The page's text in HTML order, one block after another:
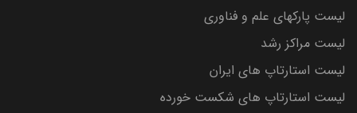
لیست پارکهای علم و فناوری
لیست مراکز رشد
لیست استارتاپ های ایران
لیست استارتاپ های شکست خورده